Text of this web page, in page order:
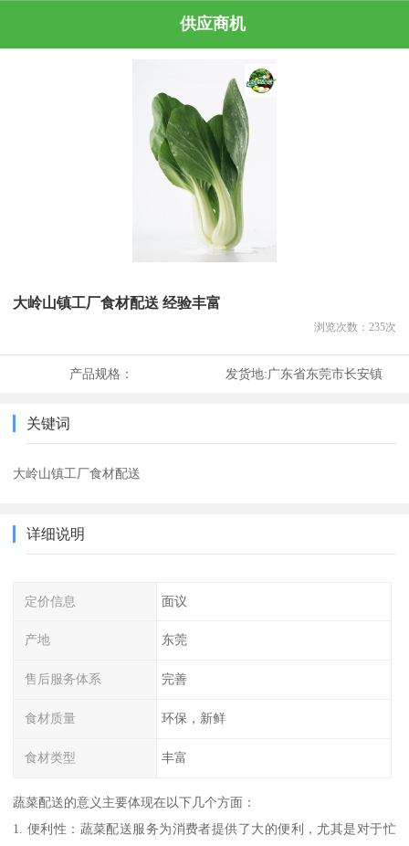
供应商机
大岭山镇工厂食材配送 经验丰富
浏览次数： 235次
产品规格： 发货地:广东省东莞市长安镇
关键词
大岭山镇工厂食材配送
详细说明
定价信息 面议
产地 东莞
售后服务体系 完善
食材质量 环保，新鲜
食材类型 丰富
蔬菜配送的意义主要体现在以下几个方面：
1. 便利性：蔬菜配送服务为消费者提供了大的便利，尤其是对于忙